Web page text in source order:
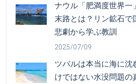
ナウル「肥満度世界一
末路とは？リン鉱石で
悲劇から学ぶ教訓
2025/07/09
ツバルは本当に海に沈
けではない水没問題の